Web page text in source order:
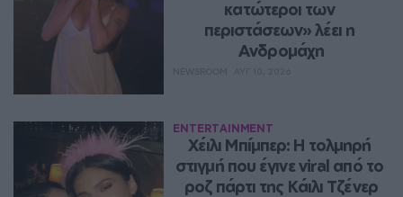
κατώτεροι των
περιστάσεων» λέει η
Ανδρομάχη
ENTERTAINMENT
Χέιλι Μπίμπερ: Η τολμηρή
στιγμή που έγινε viral από το
ροζ πάρτι της Κάιλι Τζένερ